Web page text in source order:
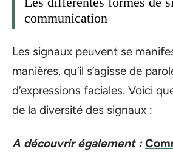
communication
Les signaux peuvent se
manières, qu’il s’agisse de
d’expressions faciales. Voici
de la diversité des signaux :
A découvrir également :